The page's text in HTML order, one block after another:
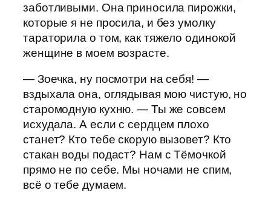
заботливыми. Она приносила пирожки,
которые я не просила, и без умолку
тараторила о том, как тяжело одинокой
женщине в моем возрасте.
— Зоечка, ну посмотри на себя! —
вздыхала она, оглядывая мою чистую, но
старомодную кухню. — Ты же совсем
исхудала. А если с сердцем плохо
станет? Кто тебе скорую вызовет? Кто
стакан воды подаст? Нам с Тёмочкой
прямо не по себе. Мы ночами не спим,
всё о тебе думаем.